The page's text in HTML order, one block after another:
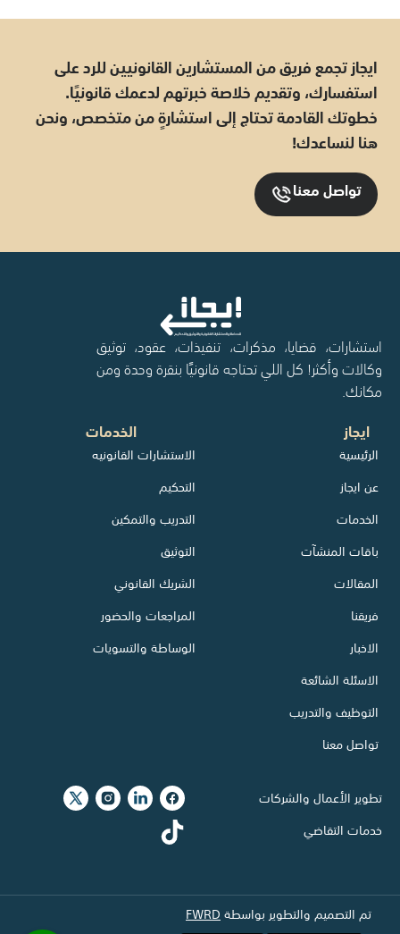
ايجاز تجمع فريق من المستشارين القانونيين للرد على
استفسارك، وتقديم خلاصة خبرتهم لدعمك قانونيًا.
خطوتك القادمة تحتاج إلى استشارةٍ من متخصص، ونحن
هنا لنساعدك!
تواصل معنا
استشارات، قضايا، مذكرات، تنفيذات، عقود، توثيق
وكالات وأكثر! كل اللي تحتاجه قانونيًا بنقرة وحدة ومن
مكانك.
ايجاز
الرئيسية
عن ايجاز
الخدمات
باقات المنشآت
المقالات
فريقنا
الاخبار
الاسئلة الشائعة
التوظيف والتدريب
تواصل معنا
الخدمات
الاستشارات القانونيه
التحكيم
التدريب والتمكين
التوثيق
الشريك القانوني
المراجعات والحضور
الوساطة والتسويات
تطوير الأعمال والشركات
خدمات التقاضي
تم التصميم والتطوير بواسطةFWRD